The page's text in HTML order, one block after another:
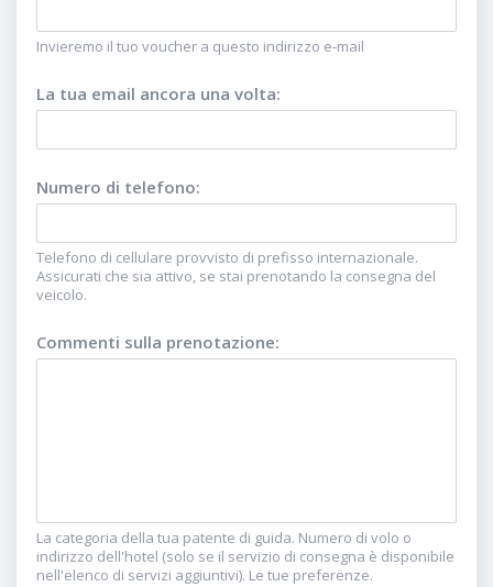
Invieremo il tuo voucher a questo indirizzo e-mail
La tua email ancora una volta:
Numero di telefono:
Telefono di cellulare provvisto di prefisso internazionale.
Assicurati che sia attivo, se stai prenotando la consegna del
veicolo.
Commenti sulla prenotazione:
La categoria della tua patente di guida. Numero di volo o
indirizzo dell'hotel (solo se il servizio di consegna è disponibile
nell'elenco di servizi aggiuntivi). Le tue preferenze.